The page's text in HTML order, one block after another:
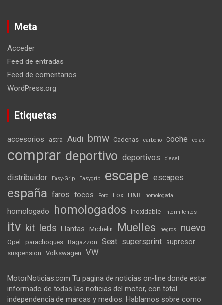
Meta
Acceder
Feed de entradas
Feed de comentarios
WordPress.org
Etiquetas
accesorios astra Audi bmw Cadenas carbono coche colas
comprar deportivo deportivos diesel
distribuidor Easy-Grip Easygrip escape escapes
españa faros focos Ford Fox H&R homologada
homologado homologados inoxidable intermitentes
itv kit leds Llantas Michelin Muelles negros nuevo
Opel parachoques Ragazzon Seat supersprint supresor
suspension Volkswagen VW
MotorNoticias.com Tu pagina de noticias on-line donde estar
informado de todas las noticias del motor, con total
independencia de marcas y medios. Hablamos sobre como